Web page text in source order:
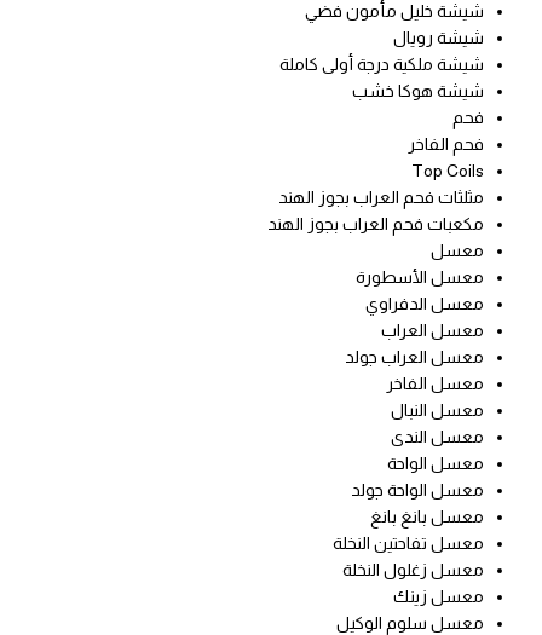
شيشة خليل مأمون فضي
شيشة رويال
شيشة ملكية درجة أولى كاملة
شيشة هوكا خشب
فحم
فحم الفاخر
Top Coils
مثلثات فحم العراب بجوز الهند
مكعبات فحم العراب بجوز الهند
معسل
معسل الأسطورة
معسل الدفراوي
معسل العراب
معسل العراب جولد
معسل الفاخر
معسل النبال
معسل الندى
معسل الواحة
معسل الواحة جولد
معسل بانغ بانغ
معسل تفاحتين النخلة
معسل زغلول النخلة
معسل زينك
معسل سلوم الوكيل